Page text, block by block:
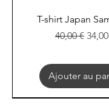
Aperçu
T-shirt Japan
Prix original
40,00 € Prix
Ajouter au